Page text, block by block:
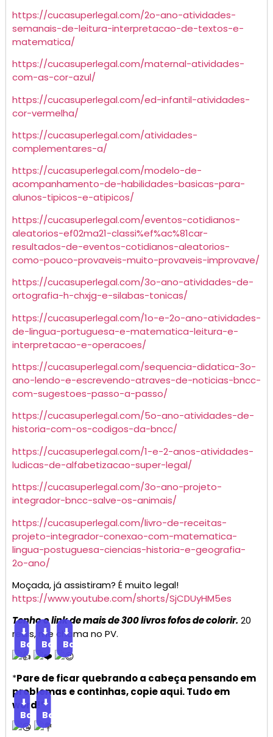
https://cucasuperlegal.com/2o-ano-atividades-
semanais-de-leitura-interpretacao-de-textos-e-
matematica/
https://cucasuperlegal.com/maternal-atividades-
com-as-cor-azul/
https://cucasuperlegal.com/ed-infantil-atividades-
cor-vermelha/
https://cucasuperlegal.com/atividades-
complementares-a/
https://cucasuperlegal.com/modelo-de-
acompanhamento-de-habilidades-basicas-para-
alunos-tipicos-e-atipicos/
https://cucasuperlegal.com/eventos-cotidianos-
aleatorios-ef02ma21-classi%ef%ac%81car-
resultados-de-eventos-cotidianos-aleatorios-
como-pouco-provaveis-muito-provaveis-improvave/
https://cucasuperlegal.com/3o-ano-atividades-de-
ortografia-h-chxjg-e-silabas-tonicas/
https://cucasuperlegal.com/1o-e-2o-ano-atividades-
de-lingua-portuguesa-e-matematica-leitura-e-
interpretacao-e-operacoes/
https://cucasuperlegal.com/sequencia-didatica-3o-
ano-lendo-e-escrevendo-atraves-de-noticias-bncc-
com-sugestoes-passo-a-passo/
https://cucasuperlegal.com/5o-ano-atividades-de-
historia-com-os-codigos-da-bncc/
https://cucasuperlegal.com/1-e-2-anos-atividades-
ludicas-de-alfabetizacao-super-legal/
https://cucasuperlegal.com/3o-ano-projeto-
integrador-bncc-salve-os-animais/
https://cucasuperlegal.com/livro-de-receitas-
projeto-integrador-conexao-com-matematica-
lingua-postuguesa-ciencias-historia-e-geografia-
2o-ano/
Moçada, já assistiram? É muito legal!
https://www.youtube.com/shorts/SjCDUyHM5es
Tenho o link de mais de 300 livros fofos de colorir. 20
reais, me chama no PV.
⬇
Baixar
⬇
Baixar
⬇
Baixar
*Pare de ficar quebrando a cabeça pensando em
problemas e continhas, copie aqui. Tudo em
word!*
⬇
Baixar
⬇
Baixar